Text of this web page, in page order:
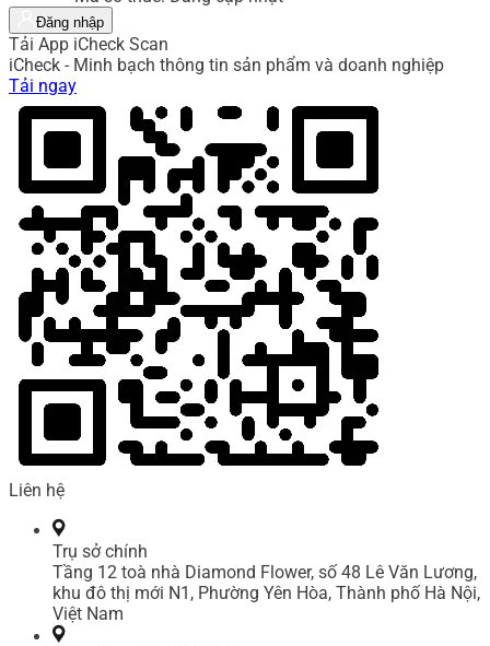
Đăng nhập
Tải App iCheck Scan
iCheck - Minh bạch thông tin sản phẩm và doanh nghiệp
Tải ngay
Liên hệ
Trụ sở chính
Tầng 12 toà nhà Diamond Flower, số 48 Lê Văn Lương,
khu đô thị mới N1, Phường Yên Hòa, Thành phố Hà Nội,
Việt Nam